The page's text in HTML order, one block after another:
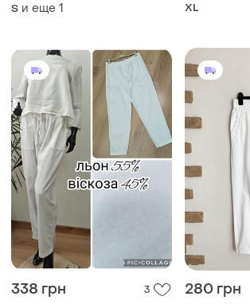
S и еще 1 XL
338 грн 3 280 грн